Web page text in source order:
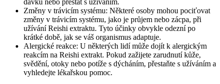
Změny v trávicím systému: Některé osoby mohou pociťovat
změny v trávicím systému, jako je průjem nebo zácpa, při
užívání Reishi extraktu. Tyto účinky obvykle odezní po
krátké době, jak se váš organismus adaptuje.
Alergické reakce: U některých lidí může dojít k alergickým
reakcím na Reishi extrakt. Pokud zažijete zarudnutí kůže,
svědění, otoky nebo potíže s dýcháním, přestaňte s užíváním a
vyhledejte lékařskou pomoc.